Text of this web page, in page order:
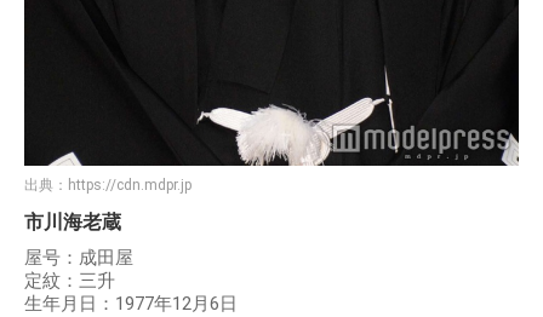
出典： https://cdn.mdpr.jp
市川海老蔵
屋号：成田屋
定紋：三升
生年月日：1977年12月6日